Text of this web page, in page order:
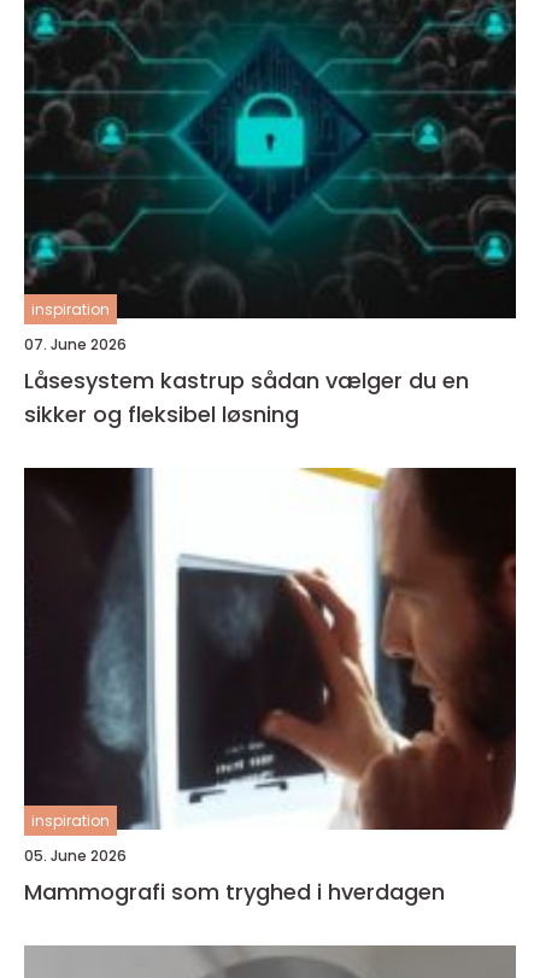
inspiration
07. June 2026
Låsesystem kastrup sådan vælger du en
sikker og fleksibel løsning
inspiration
05. June 2026
Mammografi som tryghed i hverdagen